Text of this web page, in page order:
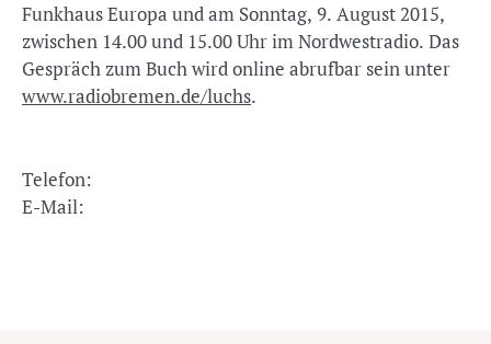
Funkhaus Europa und am Sonntag, 9. August 2015,
zwischen 14.00 und 15.00 Uhr im Nordwestradio. Das
Gespräch zum Buch wird online abrufbar sein unter
www.radiobremen.de/luchs.
Telefon:
E-Mail: